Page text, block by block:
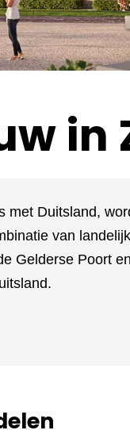
in
met Duitsland,
van
Gelderse Poort